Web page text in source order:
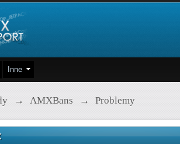
Inne
→ AMXBans → Problemy